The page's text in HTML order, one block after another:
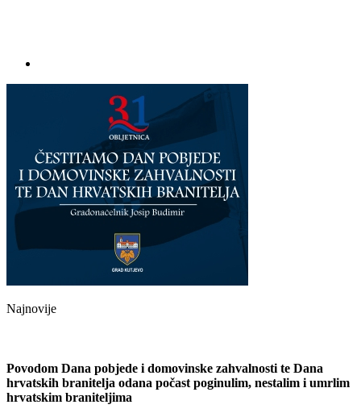
Najnovije
Povodom Dana pobjede i domovinske zahvalnosti te Dana
hrvatskih branitelja odana počast poginulim, nestalim i umrlim
hrvatskim braniteljima